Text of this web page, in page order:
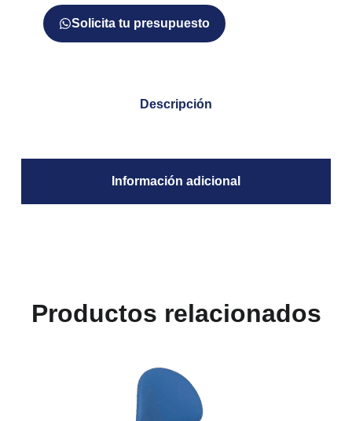
Solicita tu presupuesto
Descripción
Información adicional
Productos relacionados